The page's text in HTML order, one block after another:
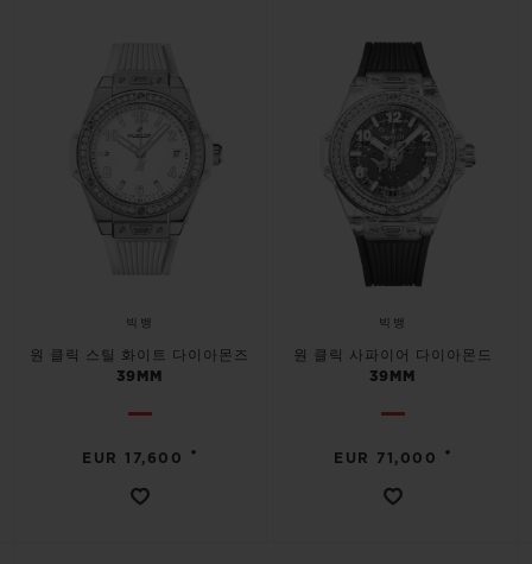
빅뱅
원 클릭 스틸 화이트 다이아몬즈
39MM
EUR 17,600 •
빅뱅
원 클릭 사파이어 다이아몬드
39MM
EUR 71,000 •